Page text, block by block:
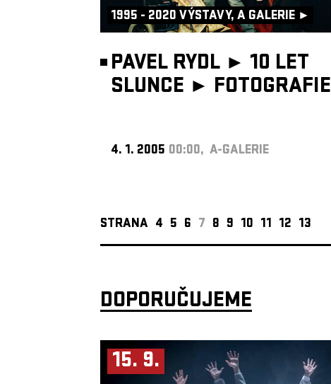
1995 - 2020 VÝSTAVY, A GALERIE ►
PAVEL RYDL ► 10 LET
SLUNCE ► FOTOGRAFIE
4. 1. 2005 00:00, A-GALERIE
STRANA 4 5 6 7 8 9 10 11 12 13
DOPORUČUJEME
15. 9.